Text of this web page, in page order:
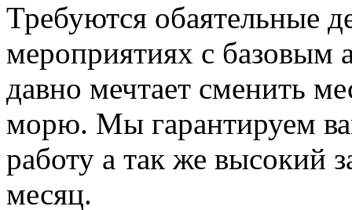
Требуются обаятельные
мероприятиях с базовым
давно мечтает сменить
морю. Мы гарантируем
работу а так же высокий
месяц.